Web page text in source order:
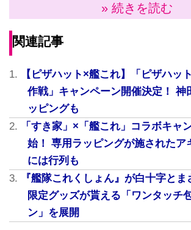
描き下ろしイラストを使用したクリア
登場！
艦娘たちの協力のもと、ピザハットの
っと！」を補給し、「明日も元気に頑
う提督への応援を目的とした本企画。
» 続きを読む
関連記事
【ピザハット×艦これ】「ピザハッ
作戦」キャンペーン開催決定！ 神
ッピングも
「すき家」×「艦これ」コラボキャ
始！ 専用ラッピングが施されたア
には行列も
『艦隊これくしょん』が白十字とま
限定グッズが貰える「ワンタッチ
ン」を展開